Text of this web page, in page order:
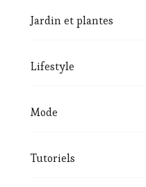
Jardin et plantes
Lifestyle
Mode
Tutoriels